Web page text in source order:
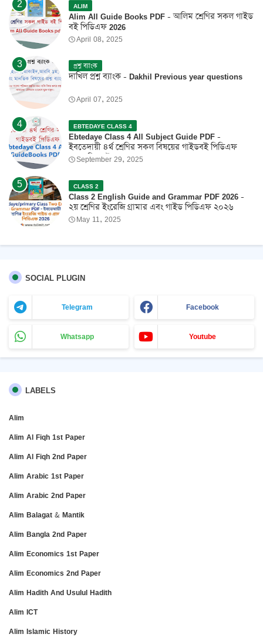
ALIM
Alim All Guide Books PDF - আলিম শ্রেণির সকল গাইড
বই পিডিএফ 2026
April 08, 2025
প্রশ্ন ব্যাংক
দাখিল প্রশ্ন ব্যাংক - Dakhil Previous year questions
April 07, 2025
EBTEDAYE CLASS 4
Ebtedaye Class 4 All Subject Guide PDF -
ইবতেদায়ী ৪র্থ শ্রেণির সকল বিষয়ের গাইডবই পিডিএফ
2026 ফ্রি ডাউনলোড
September 29, 2025
CLASS 2
Class 2 English Guide and Grammar PDF 2026 -
২য় শ্রেণির ইংরেজি গ্রামার এবং গাইড পিডিএফ ২০২৬
May 11, 2025
SOCIAL PLUGIN
Telegram Facebook
Whatsapp Youtube
LABELS
Alim
Alim Al Fiqh 1st Paper
Alim Al Fiqh 2nd Paper
Alim Arabic 1st Paper
Alim Arabic 2nd Paper
Alim Balagat & Mantik
Alim Bangla 2nd Paper
Alim Economics 1st Paper
Alim Economics 2nd Paper
Alim Hadith And Usulul Hadith
Alim ICT
Alim Islamic History